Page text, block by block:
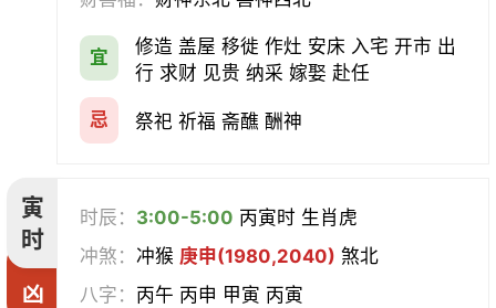
会亲友 伐木 架马 扫舍
入学
断蚁 归岫 修坟
破土 安葬 立碑
宜
修造 盖屋 移徙 作灶 安床 入宅 开市 出
行 求财 见贵 纳采 嫁娶 赴任
忌 祭祀 祈福 斋醮 酬神
寅
时
凶
时辰： 3:00-5:00 丙寅时 生肖虎
冲煞：冲猴 庚申(1980,2040) 煞北
八字： 丙午 丙申 甲寅 丙寅